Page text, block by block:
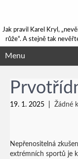
Jak pravil Karel Kryl,
růže“. A stejně tak
Menu
19. 1. 2025 Žádné
Nepřenositelná
extrémních sportů je